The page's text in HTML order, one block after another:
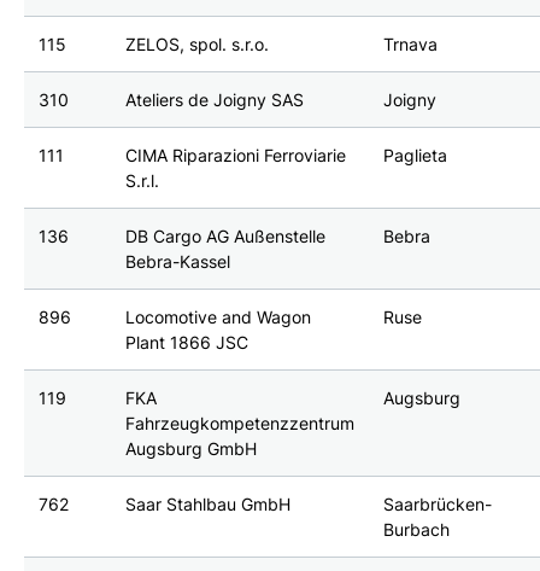
115 ZELOS, spol. s.r.o. Trnava
310 Ateliers de Joigny SAS Joigny
111
CIMA Riparazioni Ferroviarie
S.r.l.
Paglieta
136
DB Cargo AG Außenstelle
Bebra-Kassel
Bebra
896
Locomotive and Wagon
Plant 1866 JSC
Ruse
119
FKA
Fahrzeugkompetenzzentrum
Augsburg GmbH
Augsburg
762 Saar Stahlbau GmbH
Saarbrücken-
Burbach